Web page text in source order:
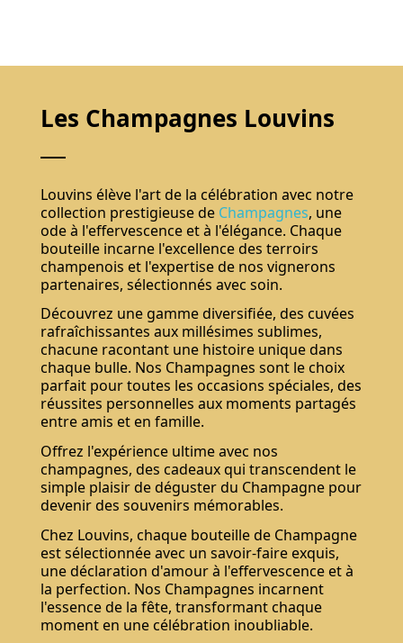
Les Champagnes Louvins
Louvins élève l'art de la célébration avec notre
collection prestigieuse de Champagnes, une
ode à l'effervescence et à l'élégance. Chaque
bouteille incarne l'excellence des terroirs
champenois et l'expertise de nos vignerons
partenaires, sélectionnés avec soin.
Découvrez une gamme diversifiée, des cuvées
rafraîchissantes aux millésimes sublimes,
chacune racontant une histoire unique dans
chaque bulle. Nos Champagnes sont le choix
parfait pour toutes les occasions spéciales, des
réussites personnelles aux moments partagés
entre amis et en famille.
Offrez l'expérience ultime avec nos
champagnes, des cadeaux qui transcendent le
simple plaisir de déguster du Champagne pour
devenir des souvenirs mémorables.
Chez Louvins, chaque bouteille de Champagne
est sélectionnée avec un savoir-faire exquis,
une déclaration d'amour à l'effervescence et à
la perfection. Nos Champagnes incarnent
l'essence de la fête, transformant chaque
moment en une célébration inoubliable.